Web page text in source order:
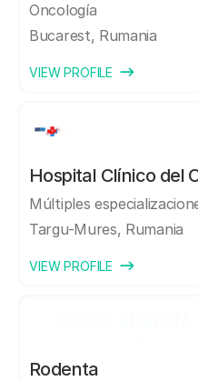
Oncología
Bucarest, Rumania
VIEW PROFILE
Hospital Clínico del
Múltiples
Targu-Mures, Rumania
VIEW PROFILE
Rodenta